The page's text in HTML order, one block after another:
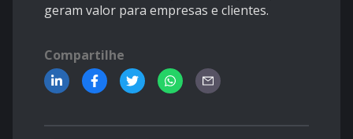
geram valor para empresas e clientes.
Compartilhe